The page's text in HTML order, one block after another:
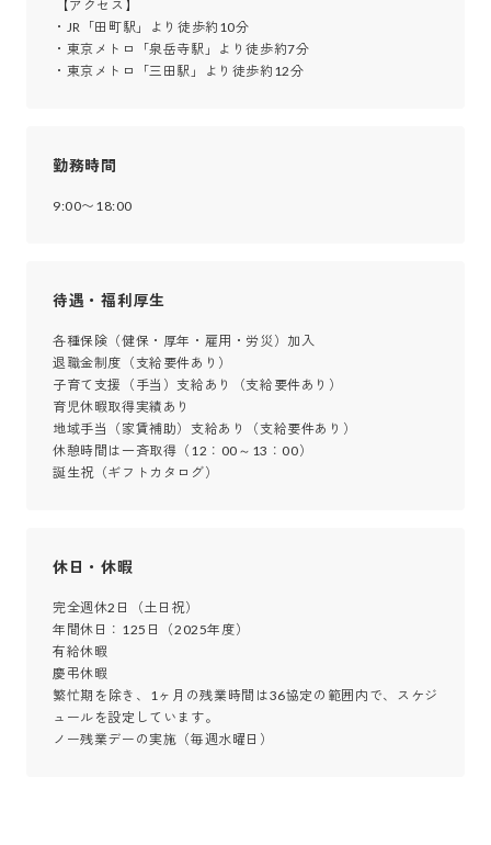
・JR「田町駅」より徒歩約10分
・東京メトロ「泉岳寺駅」より徒歩約7分
・東京メトロ「三田駅」より徒歩約12分
勤務時間
9:00〜18:00
待遇・福利厚生
各種保険（健保・厚年・雇用・労災）加入
退職金制度（支給要件あり）
子育て支援（手当）支給あり（支給要件あり）
育児休暇取得実績あり
地域手当（家賃補助）支給あり（支給要件あり）
休憩時間は一斉取得（12：00～13：00）
誕生祝（ギフトカタログ）
休日・休暇
完全週休2日（土日祝）
年間休日：125日（2025年度）
有給休暇
慶弔休暇
繁忙期を除き、1ヶ月の残業時間は36協定の範囲内で、スケジ
ュールを設定しています。
ノー残業デーの実施（毎週水曜日）